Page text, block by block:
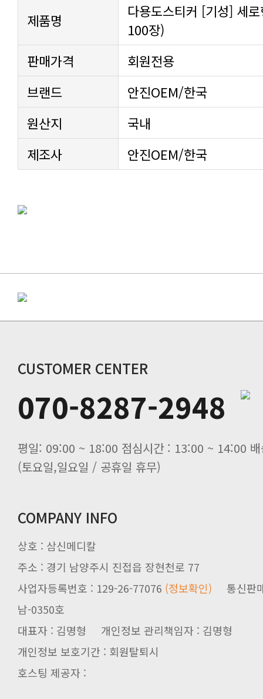
제품명
다용도스티커 [기성] 세
100장)
판매가격
회원전용
브랜드
안진OEM/한국
원산지
국내
제조사
안진OEM/한국
CUSTOMER CENTER
070-8287-2948
평일: 09:00 ~ 18:00 점심시간 : 13:00 ~ 14:00
(토요일,일요일 / 공휴일 휴무)
COMPANY INFO
상호 : 삼신메디칼
주소 : 경기 남양주시 진접읍 장현천로 77
사업자등록번호 : 129-26-77076 (정보확인) 통신판
남-0350호
대표자 : 김명형 개인정보 관리책임자 : 김명형
개인정보 보호기간 : 회원탈퇴시
호스팅 제공자 :